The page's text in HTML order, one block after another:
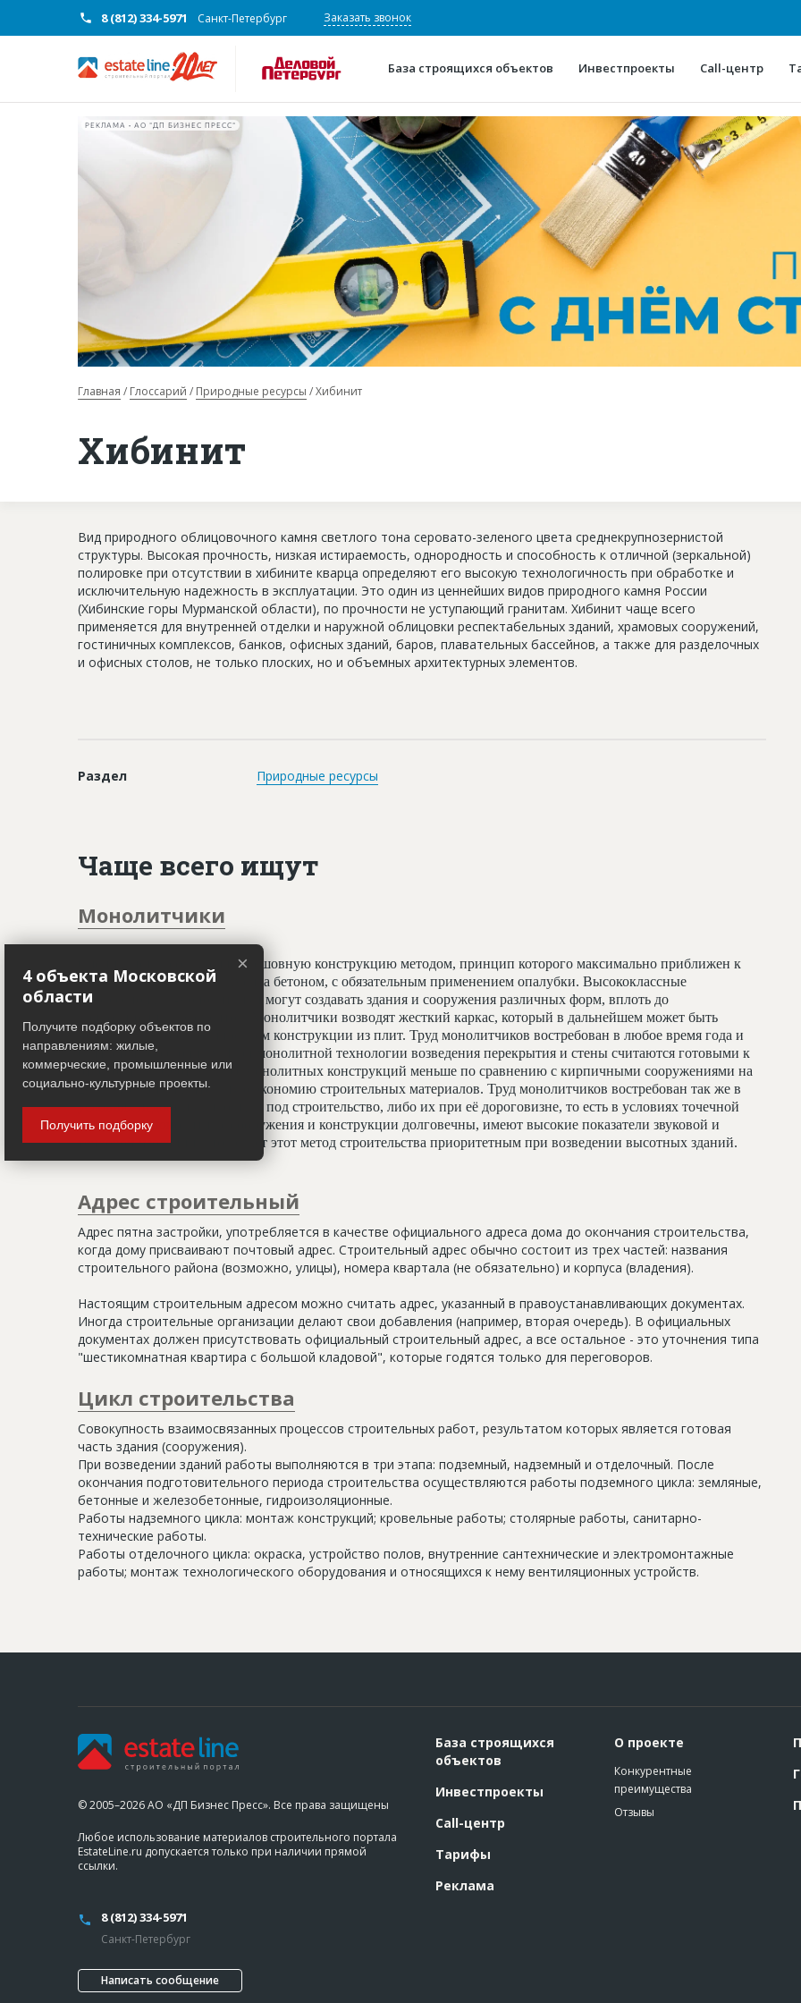
8 (812) 334-5971 Санкт-Петербург Заказать звонок
База строящихся объектов Инвестпроекты Call-центр
О проекте
Конкурентные
Горячие
Глоссарий
РЕКЛАМА • АО "ДП БИЗНЕС ПРЕСС"
Главная Глоссарий Природные ресурсы Хибинит
Хибинит
Вид природного облицовочного камня светлого тона серовато-зеленого цвета среднекрупнозернистой
структуры. Высокая прочность, низкая истираемость, однородность и способность к отличной (зеркальной)
полировке при отсутствии в хибините кварца определяют его высокую технологичность при обработке и
исключительную надежность в эксплуатации. Это один из ценнейших видов природного камня России
(Хибинские горы Мурманской области), по прочности не уступающий гранитам. Хибинит чаще всего
применяется для внутренней отделки и наружной облицовки респектабельных зданий, храмовых сооружений,
гостиничных комплексов, банков, офисных зданий, баров, плавательных бассейнов, а также для разделочных
и офисных столов, не только плоских, но и объемных архитектурных элементов.
Раздел Природные ресурсы
Чаще всего ищут
Монолитчики
Специалисты, создающие бесшовную конструкцию методом, принцип которого максимально приближен к
принципу заливки фундамента бетоном, с обязательным применением опалубки. Высококлассные
профессионалы-монолитчики могут создавать здания и сооружения различных форм, вплоть до
криволинейных элементов. Монолитчики возводят жесткий каркас, который в дальнейшем может быть
использован гораздо шире, чем конструкции из плит. Труд монолитчиков востребован в любое время года и
считается всесезонным. При монолитной технологии возведения перекрытия и стены считаются готовыми к
отделочным работам, а вес монолитных конструкций меньше по сравнению с кирпичными сооружениями на
20%, что даёт значительную экономию строительных материалов. Труд монолитчиков востребован так же в
условиях недостатка площади под строительство, либо их при её дороговизне, то есть в условиях точечной
застройки. Монолитные сооружения и конструкции долговечны, имеют высокие показатели звуковой и
тепловой изоляции, что делает этот метод строительства приоритетным при возведении высотных зданий.
Адрес строительный
Адрес пятна застройки, употребляется в качестве официального адреса дома до окончания строительства,
когда дому присваивают почтовый адрес. Строительный адрес обычно состоит из трех частей: названия
строительного района (возможно, улицы), номера квартала (не обязательно) и корпуса (владения).
Настоящим строительным адресом можно считать адрес, указанный в правоустанавливающих документах.
Иногда строительные организации делают свои добавления (например, вторая очередь). В официальных
документах должен присутствовать официальный строительный адрес, а все остальное - это уточнения типа
"шестикомнатная квартира с большой кладовой", которые годятся только для переговоров.
Цикл строительства
Совокупность взаимосвязанных процессов строительных работ, результатом которых является готовая
часть здания (сооружения).
При возведении зданий работы выполняются в три этапа: подземный, надземный и отделочный. После
окончания подготовительного периода строительства осуществляются работы подземного цикла: земляные,
бетонные и железобетонные, гидроизоляционные.
Работы надземного цикла: монтаж конструкций; кровельные работы; столярные работы, санитарно-
технические работы.
Работы отделочного цикла: окраска, устройство полов, внутренние сантехнические и электромонтажные
работы; монтаж технологического оборудования и относящихся к нему вентиляционных устройств.
© 2005–2026 АО «ДП Бизнес Пресс». Все права защищены
Любое использование материалов строительного портала
EstateLine.ru допускается только при наличии прямой
ссылки.
8 (812) 334-5971
Санкт-Петербург
Написать сообщение
База строящихся
объектов
Инвестпроекты
Call-центр
Тарифы
Реклама
О проекте
Конкурентные
преимущества
Отзывы
×
4 объекта Московской
области
Получите подборку объектов по
направлениям: жилые,
коммерческие, промышленные или
социально-культурные проекты.
Получить подборку